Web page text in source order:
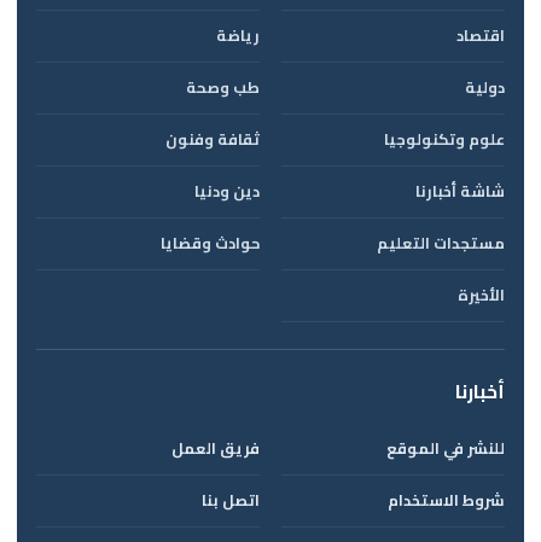
اقتصاد
رياضة
دولية
طب وصحة
علوم وتكنولوجيا
ثقافة وفنون
شاشة أخبارنا
دين ودنيا
مستجدات التعليم
حوادث وقضايا
الأخيرة
أخبارنا
للنشر في الموقع
فريق العمل
شروط الاستخدام
اتصل بنا